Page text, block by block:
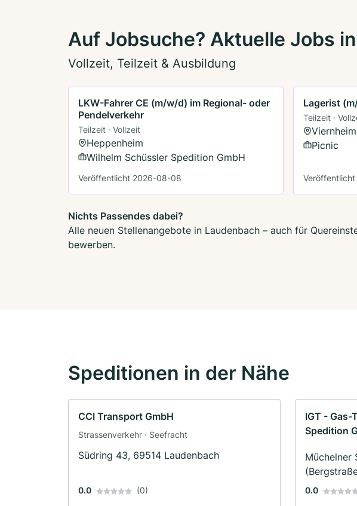
Auf Jobsuche? Aktuelle Jobs
Vollzeit, Teilzeit & Ausbildung
LKW-Fahrer CE (m/w/d) im Regional- oder
Pendelverkehr
Teilzeit · Vollzeit
Heppenheim
Wilhelm Schüssler Spedition GmbH
Veröffentlicht 2026-08-08
Lagerist
Teilzeit ·
Viernheim
Picnic
Nichts Passendes dabei?
Alle neuen Stellenangebote in Laudenbach – auch für
bewerben.
Speditionen in der Nähe
CCI Transport GmbH
Strassenverkehr · Seefracht
Südring 43, 69514 Laudenbach
0.0 (0)
IGT - Gas-
Spedition
Müchelner
0.0